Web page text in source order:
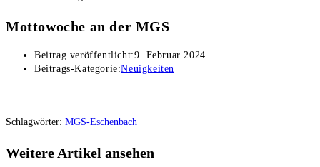
Mottowoche an der MGS
Beitrag veröffentlicht:9. Februar 2024
Beitrags-Kategorie:Neuigkeiten
Schlagwörter: MGS-Eschenbach
Weitere Artikel ansehen